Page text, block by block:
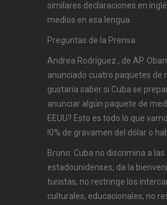
similares declaraciones en
medios en esa lengua.
Preguntas de la Prensa
Andrea Rodríguez , de AP.
anunciado cuatro paquetes de
gustaría saber si Cuba se
anunciar algún paquete de
EEUU? Esto es todo lo que
!0% de gravamen del dólar o
Bruno: Cuba no discrimina a
estadounidenses, da la
turistas, no restringe los
culturales, educacionales, no